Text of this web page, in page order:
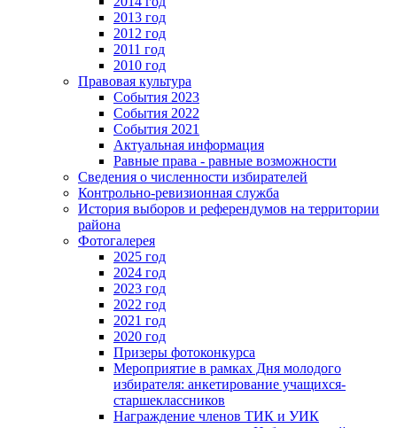
2013 год
2012 год
2011 год
2010 год
Правовая культура
События 2023
События 2022
События 2021
Актуальная информация
Равные права - равные возможности
Сведения о численности избирателей
Контрольно-ревизионная служба
История выборов и референдумов на территории
района
Фотогалерея
2025 год
2024 год
2023 год
2022 год
2021 год
2020 год
Призеры фотоконкурса
Мероприятие в рамках Дня молодого
избирателя: анкетирование учащихся-
старшеклассников
Награждение членов ТИК и УИК